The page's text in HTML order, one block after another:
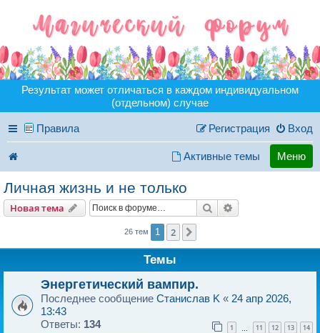
Результат может отличаться в каждом индивидуальном
(отдельном) случае
Правила Вход
Регистрация
Активные темы Меню
Личная жизнь и не только
Новая тема Поиск
26 тем 1 2
Темы
Энергетический вампир.
Последнее сообщение Станислав K « 24 апр 2026,
13:43
Ответы: 134 1 11 12 13 14